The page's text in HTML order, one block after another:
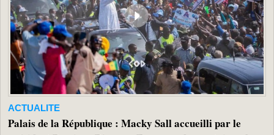
ACTUALITE
Palais de la République : Macky Sall accueilli par le